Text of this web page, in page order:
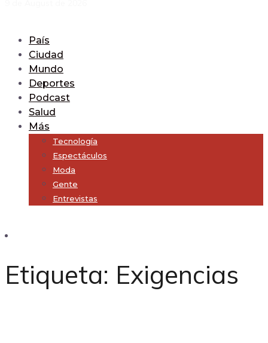
País
Ciudad
Mundo
Deportes
Podcast
Salud
Más
Tecnología
Espectáculos
Moda
Gente
Entrevistas
Etiqueta: Exigencias